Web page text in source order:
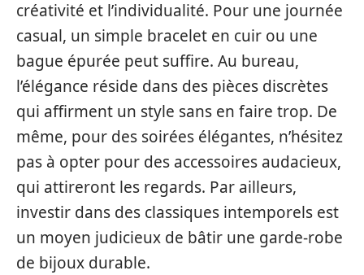
créativité et l’individualité. Pour une journée
casual, un simple bracelet en cuir ou une
bague épurée peut suffire. Au bureau,
l’élégance réside dans des pièces discrètes
qui affirment un style sans en faire trop. De
même, pour des soirées élégantes, n’hésitez
pas à opter pour des accessoires audacieux,
qui attireront les regards. Par ailleurs,
investir dans des classiques intemporels est
un moyen judicieux de bâtir une garde-robe
de bijoux durable.